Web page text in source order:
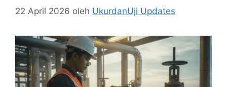
22 April 2026 oleh UkurdanUji Updates